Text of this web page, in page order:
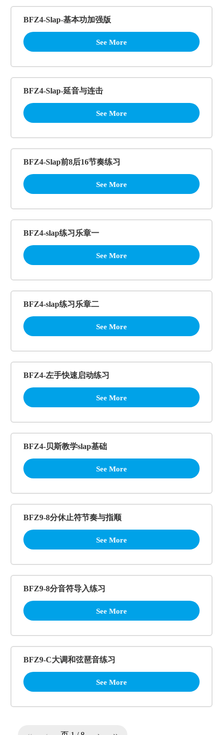
BFZ4-Slap-基本功加强版
See More
BFZ4-Slap-延音与连击
See More
BFZ4-Slap前8后16节奏练习
See More
BFZ4-slap练习乐章一
See More
BFZ4-slap练习乐章二
See More
BFZ4-左手快速启动练习
See More
BFZ4-贝斯教学slap基础
See More
BFZ9-8分休止符节奏与指顺
See More
BFZ9-8分音符导入练习
See More
BFZ9-C大调和弦琶音练习
See More